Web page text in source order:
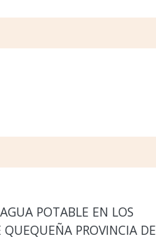
POTABLE EN LOS
PROVINCIA DE